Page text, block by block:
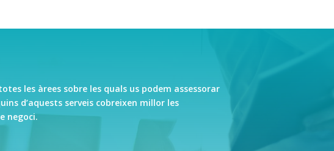
les àrees sobre les quals us podem assessorar
d’aquests serveis cobreixen millor les
negoci.